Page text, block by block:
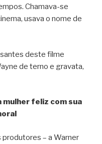
Chamava-se
usava o nome de
deste filme
de terno e gravata,
mulher feliz com sua
– a Warner